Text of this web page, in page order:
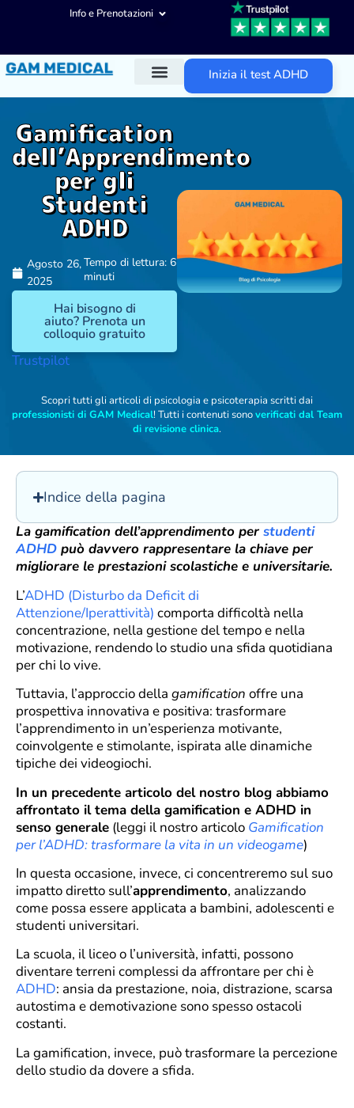
Info e Prenotazioni
Inizia il test ADHD
Gamification
dell’Apprendimento
per gli
Studenti
ADHD
Agosto 26,
2025
Tempo di lettura: 6
minuti
Hai bisogno di
aiuto? Prenota un
colloquio gratuito
Trustpilot
Scopri tutti gli articoli di psicologia e psicoterapia scritti dai
professionisti di GAM Medical! Tutti i contenuti sonoverificati dal Team
di revisione clinica.
Indice della pagina
La gamification dell’apprendimento per studenti
ADHD può davvero rappresentare la chiave per
migliorare le prestazioni scolastiche e universitarie.
L’ADHD (Disturbo da Deficit di
Attenzione/Iperattività) comporta difficoltà nella
concentrazione, nella gestione del tempo e nella
motivazione, rendendo lo studio una sfida quotidiana
per chi lo vive.
Tuttavia, l’approccio della gamification offre una
prospettiva innovativa e positiva: trasformare
l’apprendimento in un’esperienza motivante,
coinvolgente e stimolante, ispirata alle dinamiche
tipiche dei videogiochi.
In un precedente articolo del nostro blog abbiamo
affrontato il tema della gamification e ADHD in
senso generale (leggi il nostro articolo Gamification
per l’ADHD: trasformare la vita in un videogame)
In questa occasione, invece, ci concentreremo sul suo
impatto diretto sull’apprendimento, analizzando
come possa essere applicata a bambini, adolescenti e
studenti universitari.
La scuola, il liceo o l’università, infatti, possono
diventare terreni complessi da affrontare per chi è
ADHD: ansia da prestazione, noia, distrazione, scarsa
autostima e demotivazione sono spesso ostacoli
costanti.
La gamification, invece, può trasformare la percezione
dello studio da dovere a sfida.